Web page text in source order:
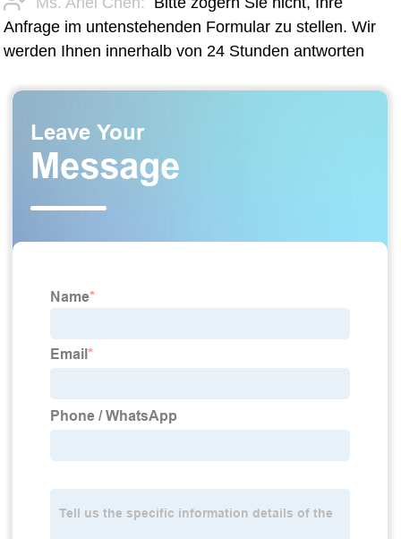
Anfrage im untenstehenden Formular zu stellen. Wir
werden Ihnen innerhalb von 24 Stunden antworten